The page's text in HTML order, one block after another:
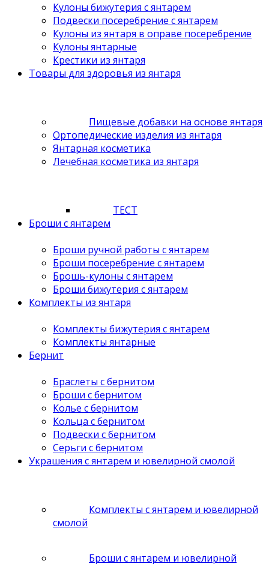
Кулоны бижутерия с янтарем
Подвески посеребрение с янтарем
Кулоны из янтаря в оправе посеребрение
Кулоны янтарные
Крестики из янтаря
Товары для здоровья из янтаря
Пищевые добавки на основе янтаря
Ортопедические изделия из янтаря
Янтарная косметика
Лечебная косметика из янтаря
ТЕСТ
Броши с янтарем
Броши ручной работы с янтарем
Броши посеребрение с янтарем
Брошь-кулоны с янтарем
Броши бижутерия с янтарем
Комплекты из янтаря
Комплекты бижутерия с янтарем
Комплекты янтарные
Бернит
Браслеты с бернитом
Броши с бернитом
Колье с бернитом
Кольца с бернитом
Подвески с бернитом
Серьги с бернитом
Украшения с янтарем и ювелирной смолой
Комплекты с янтарем и ювелирной
смолой
Броши с янтарем и ювелирной